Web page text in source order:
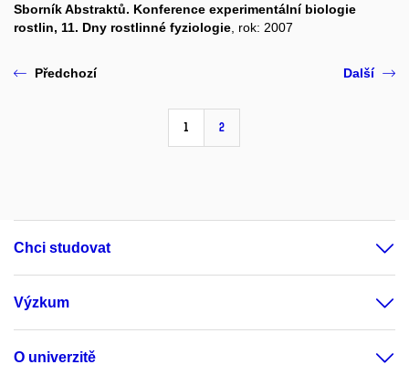
Sborník Abstraktů. Konference experimentální biologie
rostlin, 11. Dny rostlinné fyziologie , rok: 2007
Předchozí
1 2
Další
Chci studovat
Výzkum
O univerzitě